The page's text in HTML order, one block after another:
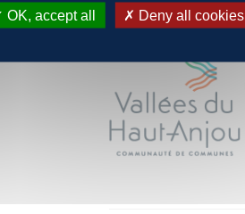
OK, accept all Deny all cookies